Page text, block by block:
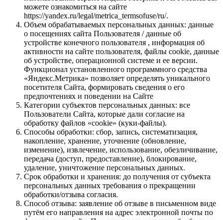
можете ознакомиться на сайте
https://yandex.ru/legal/metrica_termsofuse/ru/.
Объем обрабатываемых персональных данных: данные
о посещениях сайта Пользователя / данные об
устройстве конечного пользователя , информация об
активности на сайте пользователя, файлы cookie, данные
об устройстве, операционной системе и ее версии.
Функционал установленного программного средства
«Яндекс.Метрика» позволяет определять уникального
посетителя Сайта, формировать сведения о его
предпочтениях и поведении на Сайте
Категории субъектов персональных данных: все
Пользователи Сайта, которые дали согласие на
обработку файлов «cookie» (куки-файлы).
Способы обработки: сбор, запись, систематизация,
накопление, хранение, уточнение (обновление,
изменение), извлечение, использование, обезличивание,
передача (доступ, предоставление), блокирование,
удаление, уничтожение персональных данных.
Срок обработки и хранения: до получения от субъекта
персональных данных требования о прекращении
обработки/отзыва согласия.
Способ отзыва: заявление об отзыве в письменном виде
путём его направления на адрес электронной почты по